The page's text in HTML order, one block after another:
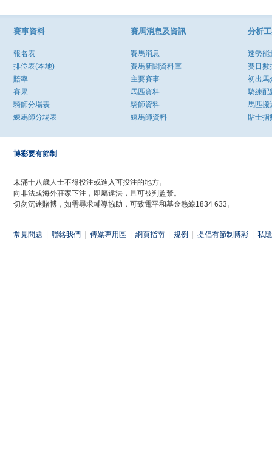
賽事資料
報名表
排位表(本地)
賠率
賽果
騎師分場表
練馬師分場表
賽馬消息及資訊
賽馬消息
賽馬新聞資料庫
主要賽事
馬匹資料
騎師資料
練馬師資料
分析
速勢能
賽日數
初出馬
騎練配
馬匹搬
貼士指
博彩要有節制
未滿十八歲人士不得投注或進入可投注的地方。
向非法或海外莊家下注，即屬違法，且可被判監禁。
切勿沉迷賭博，如需尋求輔導協助，可致電平和基金熱線1834 633。
常見問題 聯絡我們 傳媒專用區 網頁指南 規例 提倡有節制博彩 私